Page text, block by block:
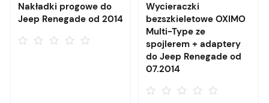
Nakładki progowe do
Jeep Renegade od 2014
Wycieraczki
bezszkieletowe OXIMO
Multi-Type ze
spojlerem + adaptery
do Jeep Renegade od
07.2014